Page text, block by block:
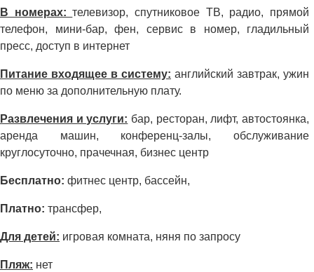
В номерах:телевизор, спутниковое ТВ, радио, прямой
телефон, мини-бар, фен, сервис в номер, гладильный
пресс, доступ в интернет
Питание входящее в систему: английский завтрак, ужин
по меню за дополнительную плату.
Развлечения и услуги: бар, ресторан, лифт, автостоянка,
аренда машин, конференц-залы, обслуживание
круглосуточно, прачечная, бизнес центр
Бесплатно: фитнес центр, бассейн,
Платно: трансфер,
Для детей: игровая комната, няня по запросу
Пляж: нет